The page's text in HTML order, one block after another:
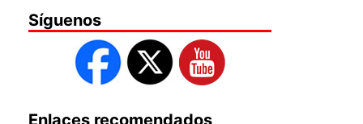
Síguenos